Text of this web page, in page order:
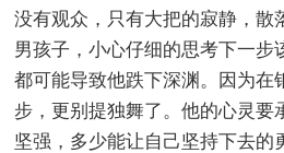
没有观众，只有大把的寂静，散
男孩子，小心仔细的思考下一步
都可能导致他跌下深渊。因为在
步，更别提独舞了。他的心灵要
坚强，多少能让自己坚持下去的